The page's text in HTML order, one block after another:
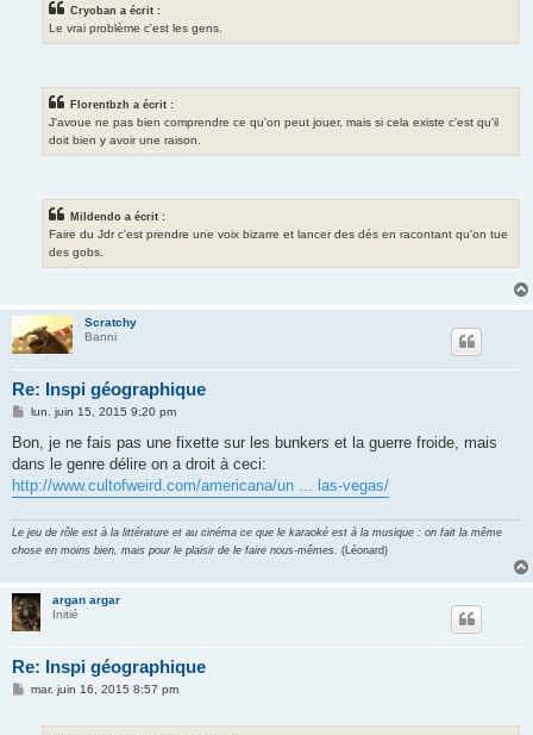
Cryoban a écrit :
Le vrai problème c'est les gens.
Florentbzh a écrit :
J'avoue ne pas bien comprendre ce qu'on peut jouer, mais si cela existe c'est qu'il
doit bien y avoir une raison.
Mildendo a écrit :
Faire du Jdr c'est prendre une voix bizarre et lancer des dés en racontant qu'on tue
des gobs.
Scratchy
Banni
Re: Inspi géographique
M
s
a
g
e
lun. juin 15, 2015 9:20 pm
Bon, je ne fais pas une fixette sur les bunkers et la guerre froide, mais
dans le genre délire on a droit à ceci:
http://www.cultofweird.com/americana/un ... las-vegas/
Le jeu de rôle est à la littérature et au cinéma ce que le karaoké est à la musique : on fait la même
chose en moins bien, mais pour le plaisir de le faire nous-mêmes.
(Léonard)
argan argar
Initié
Re: Inspi géographique
Mmar. juin 16, 2015 8:57 pm